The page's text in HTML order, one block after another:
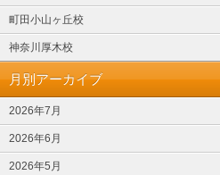
町田小山ヶ丘校
神奈川厚木校
月別アーカイブ
2026年7月
2026年6月
2026年5月